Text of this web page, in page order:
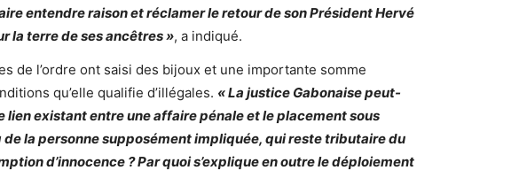
entendre raison et réclamer le retour de son Président Hervé
la terre de ses ancêtres », a indiqué.
de l’ordre ont saisi des bijoux et une importante somme
qu’elle qualifie d’illégales. « La justice Gabonaise peut-
lien existant entre une affaire pénale et le placement sous
de la personne supposément impliquée, qui reste tributaire du
d’innocence ? Par quoi s’explique en outre le déploiement